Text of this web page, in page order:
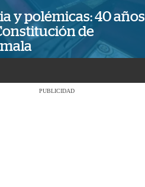
y polémicas: 40 años
de
PUBLICIDAD